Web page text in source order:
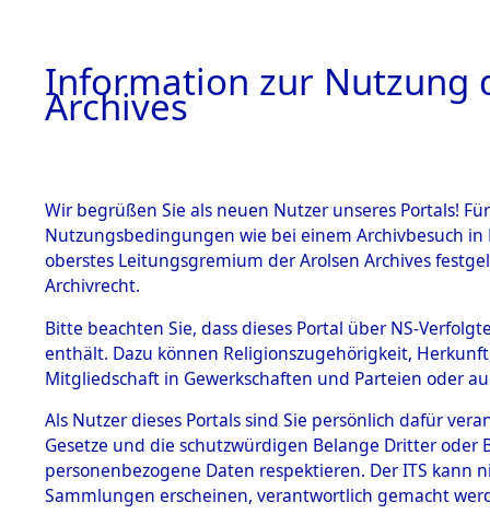
BESTÄNDE
1.
mente
5. Verschiedenes
5.3
Todesmärsche
Listen
0010
Information zur Nutzung
Archives
Wir begrüßen Sie als neuen Nutzer unseres Portals!
Nutzungsbedingungen wie bei einem Archivbesuch
oberstes Leitungsgremium der Arolsen Archives
Archivrecht.
Bitte beachten Sie, dass dieses Portal über NS-
enthält. Dazu können Religionszugehörigkeit,
Mitgliedschaft in Gewerkschaften und Parteien oder
Als Nutzer dieses Portals sind Sie persönlich dafür
Gesetze und die schutzwürdigen Belange Dritter
personenbezogene Daten respektieren. Der ITS
Sammlungen erscheinen, verantwortlich gemacht